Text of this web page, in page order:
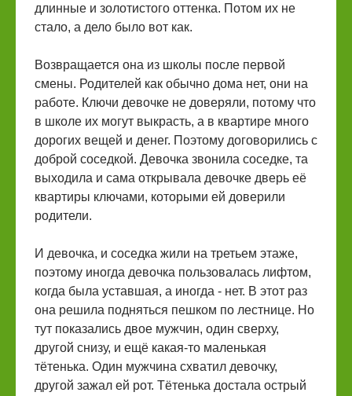
длинные и золотистого оттенка. Потом их не
стало, а дело было вот как.
Возвращается она из школы после первой
смены. Родителей как обычно дома нет, они на
работе. Ключи девочке не доверяли, потому что
в школе их могут выкрасть, а в квартире много
дорогих вещей и денег. Поэтому договорились с
доброй соседкой. Девочка звонила соседке, та
выходила и сама открывала девочке дверь её
квартиры ключами, которыми ей доверили
родители.
И девочка, и соседка жили на третьем этаже,
поэтому иногда девочка пользовалась лифтом,
когда была уставшая, а иногда - нет. В этот раз
она решила подняться пешком по лестнице. Но
тут показались двое мужчин, один сверху,
другой снизу, и ещё какая-то маленькая
тётенька. Один мужчина схватил девочку,
другой зажал ей рот. Тётенька достала острый